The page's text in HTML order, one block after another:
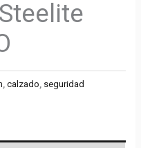
,calzado seguridad